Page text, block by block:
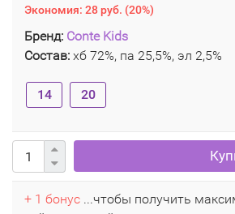
Экономия: 28 руб. (20%)
Бренд: Conte Kids
Состав: хб 72%, па 25,5%, эл 2,5%
14 20
+ 1 бонус ...чтобы получить